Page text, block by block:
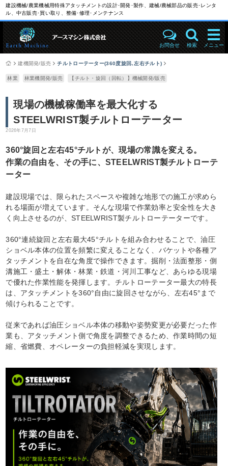
建設機械/農業機械用特殊アタッチメントの設計･開発･製作、建械/農械部品の販売･レンタ
ル、中古販売･買い取り、整備･修理･メンテナンス
お問合せ 検索 メニュー
建機開発/販売 チルトローテーター(360度旋回､左右チルト)
林業 林業機開発/販売 【チルト・旋回（回転）】機械開発/販売
現場の機械稼働率を最大化する
STEELWRIST製チルトローテーター
2026年7月7日
360°旋回と左右45°チルトが、現場の常識を変える。
作業の自由を、その手に、STEELWRIST製チルトローテ
ーター
建設現場では、限られたスペースや複雑な地形での施工が求めら
れる場面が増えています。そんな現場で作業効率と安全性を大き
く向上させるのが、STEELWRIST製チルトローテーターです。
360°連続旋回と左右最大45°チルトを組み合わせることで、油圧
ショベル本体の位置を頻繁に変えることなく、バケットや各種ア
タッチメントを自在な角度で操作できます。掘削・法面整形・側
溝施工・盛土・解体・林業・鉄道・河川工事など、あらゆる現場
で優れた作業性能を発揮します。チルトローテーター最大の特長
は、アタッチメントを360°自由に旋回させながら、左右45°まで
傾けられることです。
従来であれば油圧ショベル本体の移動や姿勢変更が必要だった作
業も、アタッチメント側で角度を調整できるため、作業時間の短
縮、省燃費、オペレーターの負担軽減を実現します。